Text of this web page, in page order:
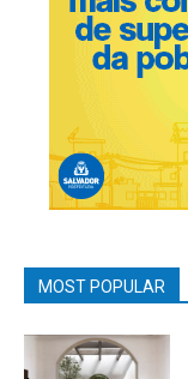
MOST POPULAR